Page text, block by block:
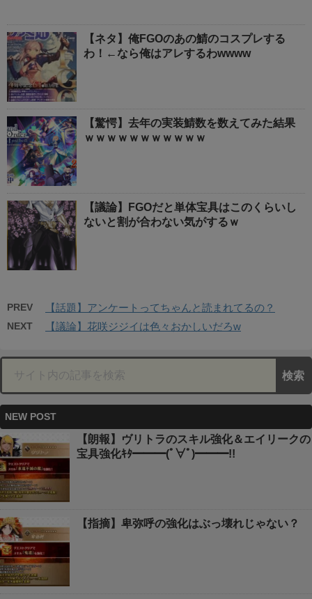
【ネタ】俺FGOのあの鯖のコスプレする
わ！←なら俺はアレするわwwww
【驚愕】去年の実装鯖数を数えてみた結果
ｗｗｗｗｗｗｗｗｗｗｗ
【議論】FGOだと単体宝具はこのくらいし
ないと割が合わない気がするｗ
PREV 【話題】アンケートってちゃんと読まれてるの？
NEXT 【議論】花咲ジジイは色々おかしいだろw
NEW POST
【朗報】ヴリトラのスキル強化＆エイリークの
宝具強化ｷﾀ━━━(ﾟ∀ﾟ)━━━!!
【指摘】卑弥呼の強化はぶっ壊れじゃない？